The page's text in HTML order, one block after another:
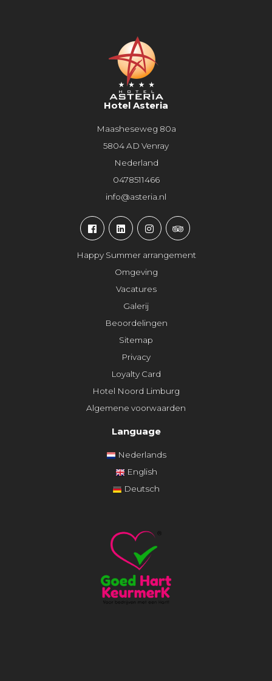
Hotel Asteria
Maasheseweg 80a
5804 AD Venray
Nederland
0478511466
info@asteria.nl
Happy Summer arrangement
Omgeving
Vacatures
Galerij
Beoordelingen
Sitemap
Privacy
Loyalty Card
Hotel Noord Limburg
Algemene voorwaarden
Language
Nederlands
English
Deutsch